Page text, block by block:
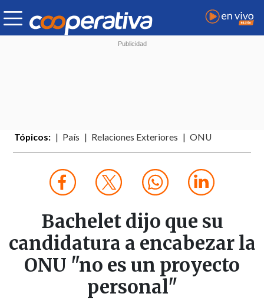
Tópicos: País Relaciones Exteriores ONU
Bachelet dijo que su
candidatura a encabezar la
ONU "no es un proyecto
personal"